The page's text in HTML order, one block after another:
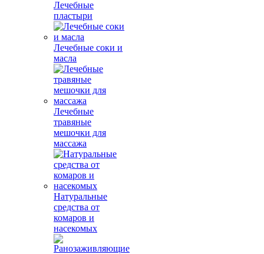
Лечебные
пластыри
Лечебные соки и
масла
Лечебные
травяные
мешочки для
массажа
Натуральные
средства от
комаров и
насекомых